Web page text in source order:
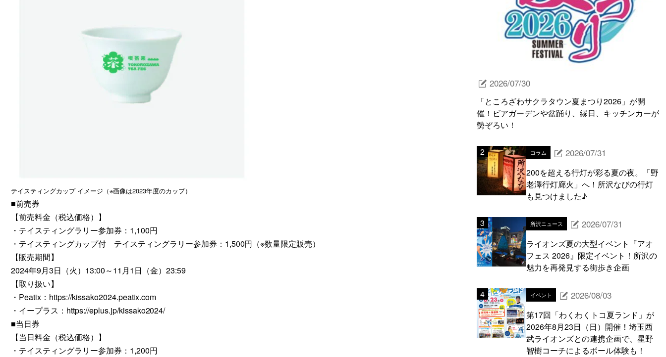
テイスティングカップ イメージ（※画像は2023年度のカップ）
■前売券
【前売料金（税込価格）】
・テイスティングラリー参加券：1,100円
・テイスティングカップ付 テイスティングラリー参加券：1,500円（※数量限定販売）
【販売期間】
2024年9月3日（火）13:00～11月1日（金）23:59
【取り扱い】
・Peatix： https://kissako2024.peatix.com
・イープラス： https://eplus.jp/kissako2024/
■当日券
【当日料金（税込価格）】
・テイスティングラリー参加券：1,200円
2026/07/30
「ところざわサクラタウン夏まつり2026」が開
催！ビアガーデンや盆踊り、縁日、キッチンカーが
勢ぞろい！
コラム 2026/07/31
200を超える行灯が彩る夏の夜。「野
老澤行灯廊火」へ！所沢なびの行灯
も見つけました♪
所沢ニュース 2026/07/31
ライオンズ夏の大型イベント『アオ
フェス 2026』限定イベント！所沢の
魅力を再発見する街歩き企画
イベント 2026/08/03
第17回「わくわくトコ夏ランド」が
2026年8月23日（日）開催！埼玉西
武ライオンズとの連携企画で、星野
智樹コーチによるボール体験も！